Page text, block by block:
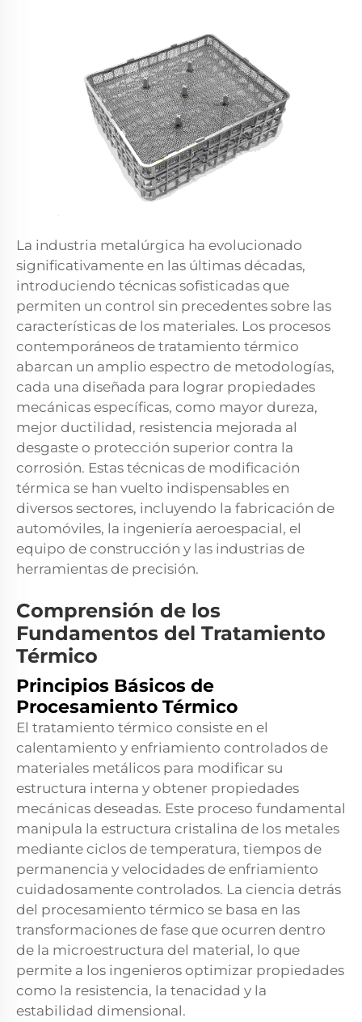
La industria metalúrgica ha evolucionado
significativamente en las últimas décadas,
introduciendo técnicas sofisticadas que
permiten un control sin precedentes sobre las
características de los materiales. Los procesos
contemporáneos de tratamiento térmico
abarcan un amplio espectro de metodologías,
cada una diseñada para lograr propiedades
mecánicas específicas, como mayor dureza,
mejor ductilidad, resistencia mejorada al
desgaste o protección superior contra la
corrosión. Estas técnicas de modificación
térmica se han vuelto indispensables en
diversos sectores, incluyendo la fabricación de
automóviles, la ingeniería aeroespacial, el
equipo de construcción y las industrias de
herramientas de precisión.
Comprensión de los
Fundamentos del Tratamiento
Térmico
Principios Básicos de
Procesamiento Térmico
El tratamiento térmico consiste en el
calentamiento y enfriamiento controlados de
materiales metálicos para modificar su
estructura interna y obtener propiedades
mecánicas deseadas. Este proceso fundamental
manipula la estructura cristalina de los metales
mediante ciclos de temperatura, tiempos de
permanencia y velocidades de enfriamiento
cuidadosamente controlados. La ciencia detrás
del procesamiento térmico se basa en las
transformaciones de fase que ocurren dentro
de la microestructura del material, lo que
permite a los ingenieros optimizar propiedades
como la resistencia, la tenacidad y la
estabilidad dimensional.